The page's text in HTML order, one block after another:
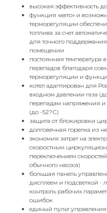
высокая эффективность
функция «авто» и
терморегуляции
топлива за счет
для точного
помещении
постоянная температура
перепадов благодаря
терморегуляции и
котел адаптирован для
входном давлении газа
перепадам напряжения
(до -52?С)
защита от блокировки
долговечная горелка из
экономия затрат на
скоростным
переключением
обычного насоса)
большая панель
дисплеем и подсветкой -
контроль рабочих
ошибок
единый пульт
Адрес
КОНТАКТЫ